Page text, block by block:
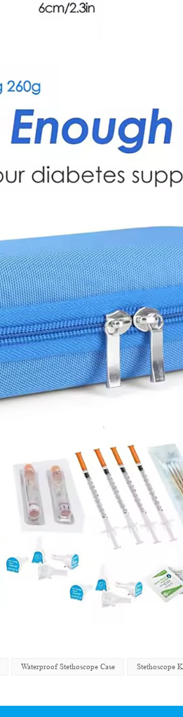
Waterproof Stethoscope Case
Stethoscope